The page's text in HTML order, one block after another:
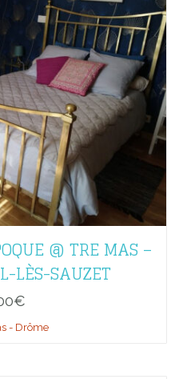
@ TRE MAS –
LÈS-SAUZET
€
- Drôme